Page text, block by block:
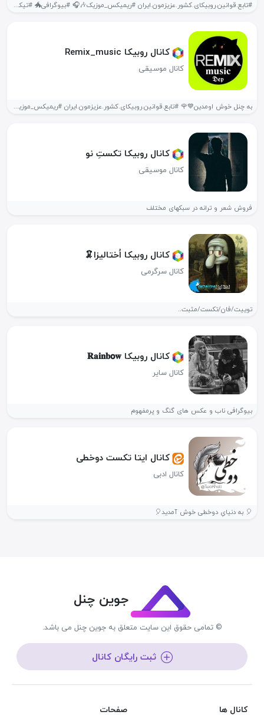
#تابع.قوانین.روبیکای.کشور.عزیزمون.ایران #ریمیکس_موزیک🎶🎧 #بیوگرافی🐲 #تیکه😻 #گریه🌴💦 #حاضرجوابی🔥 #‌تکست♥️🖇 #کلیپــ 📽 #پروف #عکسـ🖼 #آهنگ🎶🎼
کانال روبیکا Remix_music
کانال موسیقی
به چنل خوش اومدین💙🌹 #تابع.قوانین.روبیکای.کشور.عزیزمون.ایران #ریمیکس_موزیک🎶🎧 #بیوگرافی🐲 #تیکه😻 #حاضرجوابی🔥 #‌تکست♥️🖇 #کلیپــ 📽...
کانال روبیکا تکستِ نو
کانال موسیقی
فروش شعر و ترانه در سبکهای مختلف
کانال روبیکا اُختالیزا🦑
کانال سرگرمی
توییت/فان/تکست/مثبت..
کانال روبیکا 𝐑𝐚𝐢𝐧𝐛𝗼𝐰
کانال سایر
بیوگرافی ناب و عکس های گنگ و پرمفهوم
کانال ایتا تکست دوخطی
کانال ادبی
🎈 به دنیایِ دوخطی خوش آمدید🎈
جوین چنل
© تمامی حقوق این سایت متعلق به جوین چنل می باشد.
ثبت رایگان کانال
کانال ها صفحات